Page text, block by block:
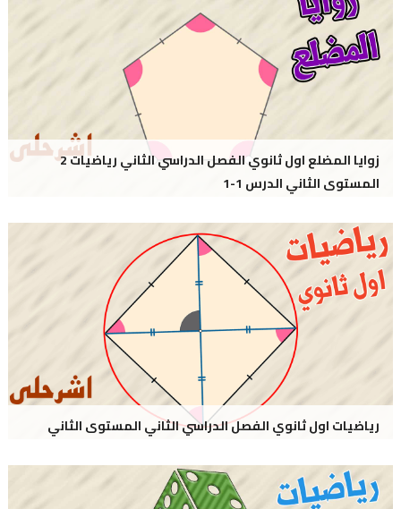
زوايا المضلع اول ثانوي الفصل الدراسي الثاني رياضيات 2
المستوى الثاني الدرس 1-1
رياضيات اول ثانوي الفصل الدراسي الثاني المستوى الثاني